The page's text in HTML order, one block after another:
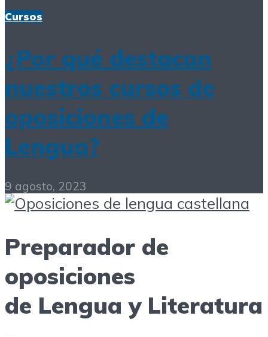
Cursos
¿Por qué destacan
nuestros cursos de
oposiciones de
Lengua?
9 agosto, 2023
Preparador de
oposiciones
de Lengua y Literatura